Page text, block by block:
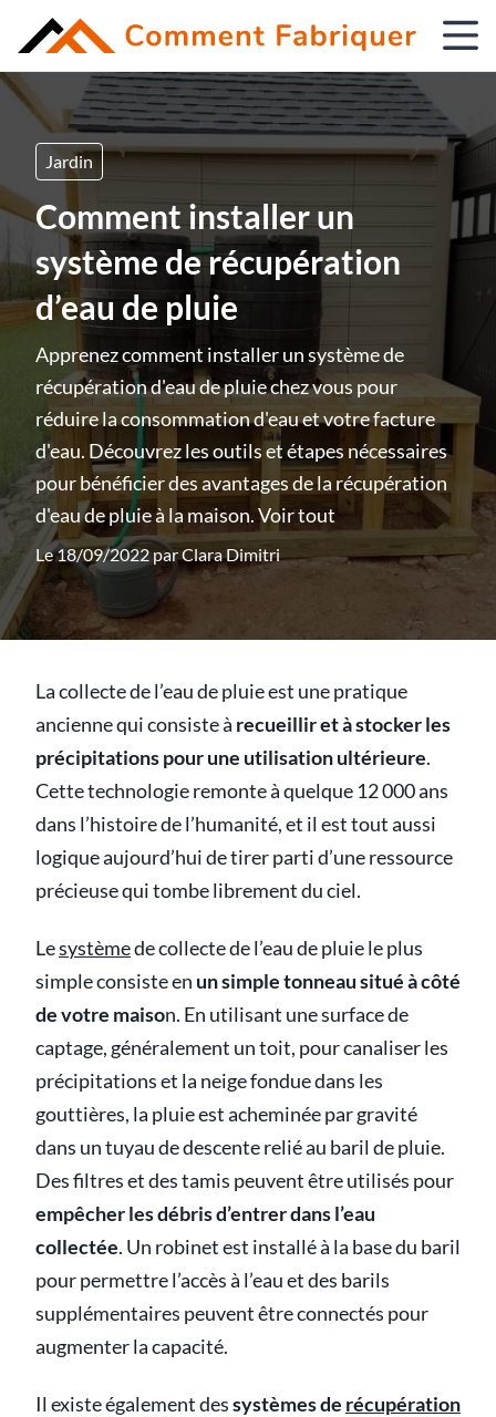
Jardin
Comment installer un
système de récupération
d’eau de pluie
Apprenez comment installer un système de
récupération d'eau de pluie chez vous pour
réduire la consommation d'eau et votre facture
d'eau. Découvrez les outils et étapes nécessaires
pour bénéficier des avantages de la récupération
d'eau de pluie à la maison.Voir tout
Le 18/09/2022 parClara Dimitri
La collecte de l’eau de pluie est une pratique
ancienne qui consiste à recueillir et à stocker les
précipitations pour une utilisation ultérieure.
Cette technologie remonte à quelque 12 000 ans
dans l’histoire de l’humanité, et il est tout aussi
logique aujourd’hui de tirer parti d’une ressource
précieuse qui tombe librement du ciel.
Lesystèmede collecte de l’eau de pluie le plus
simple consiste en un simple tonneau situé à côté
de votre maison. En utilisant une surface de
captage, généralement un toit, pour canaliser les
précipitations et la neige fondue dans les
gouttières, la pluie est acheminée par gravité
dans un tuyau de descente relié au baril de pluie.
Des filtres et des tamis peuvent être utilisés pour
empêcher les débris d’entrer dans l’eau
collectée. Un robinet est installé à la base du baril
pour permettre l’accès à l’eau et des barils
supplémentaires peuvent être connectés pour
augmenter la capacité.
Il existe également dessystèmes de récupération